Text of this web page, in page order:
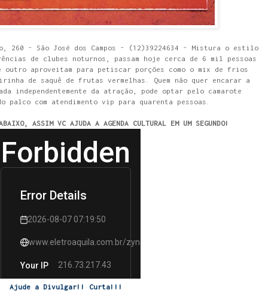
260 - São José dos Campos - (12)39224634 - Mistura o estilo
de clubes noturnos, passam hoje cerca de 6 mil pessoas
outro aproveitam para petiscar porções como o mix de frios
de saquê de frutas vermelhas. Quem não quer encarar a
independentemente da atração, pode optar pelo camarote
palco com atendimento vip para quarenta pessoas.
ASSIM VC AJUDA A AGENDA CULTURAL EM UM SEGUNDO!
Ajude a Divulgar!! Curta!!!